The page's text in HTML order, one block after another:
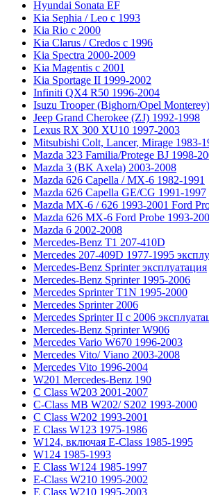
Hyundai Sonata EF
Kia Sephia / Leo с 1993
Kia Rio с 2000
Kia Clarus / Credos с 1996
Kia Spectra 2000-2009
Kia Magentis с 2001
Kia Sportage II 1999-2002
Infiniti QX4 R50 1996-2004
Isuzu Trooper (Bighorn/Opel Monterey)
Jeep Grand Cherokee (ZJ) 1992-1998
Lexus RX 300 XU10 1997-2003
Mitsubishi Colt, Lancer, Mirage 1983-
Mazda 323 Familia/Protege BJ 1998-
Mazda 3 (BK Axela) 2003-2008
Mazda 626 Capella / MX-6 1982-1991
Mazda 626 Capella GE/CG 1991-1997
Mazda MX-6 / 626 1993-2001 Ford
Mazda 626 MX-6 Ford Probe 1993-
Mazda 6 2002-2008
Mercedes-Benz T1 207-410D
Mercedes 207-409D 1977-1995
Mercedes-Benz Sprinter эксплуатация
Mercedes-Benz Sprinter 1995-2006
Mercedes Sprinter T1N 1995-2000
Mercedes Sprinter 2006
Mercedes Sprinter II с 2006
Mercedes-Benz Sprinter W906
Mercedes Vario W670 1996-2003
Mercedes Vito/ Viano 2003-2008
Mercedes Vito 1996-2004
W201 Mercedes-Benz 190
C Class W203 2001-2007
C-Class MB W202/ S202 1993-2000
C Class W202 1993-2001
E Class W123 1975-1986
W124, включая E-Class 1985-1995
W124 1985-1993
E Class W124 1985-1997
E-Class W210 1995-2002
E Class W210 1995-2003